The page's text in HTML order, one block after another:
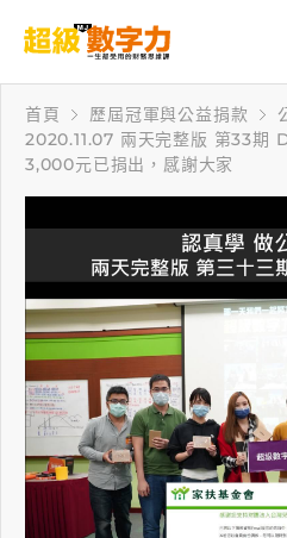
首頁 歷屆冠軍與公益捐款
2020.11.07 兩天完整版 第33期
3,000元已捐出，感謝大家